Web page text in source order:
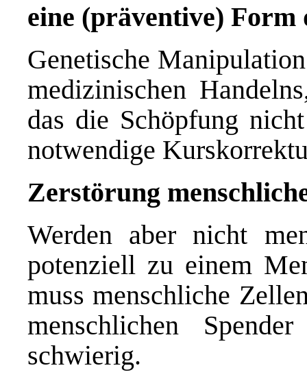
eine (präventive) Form
Genetische
medizinischen
das die Schöpfung
notwendige
Zerstörung
Werden aber nicht
potenziell zu einem
muss menschliche
menschlichen
schwierig.